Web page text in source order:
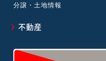
分譲・土地情報
不動産